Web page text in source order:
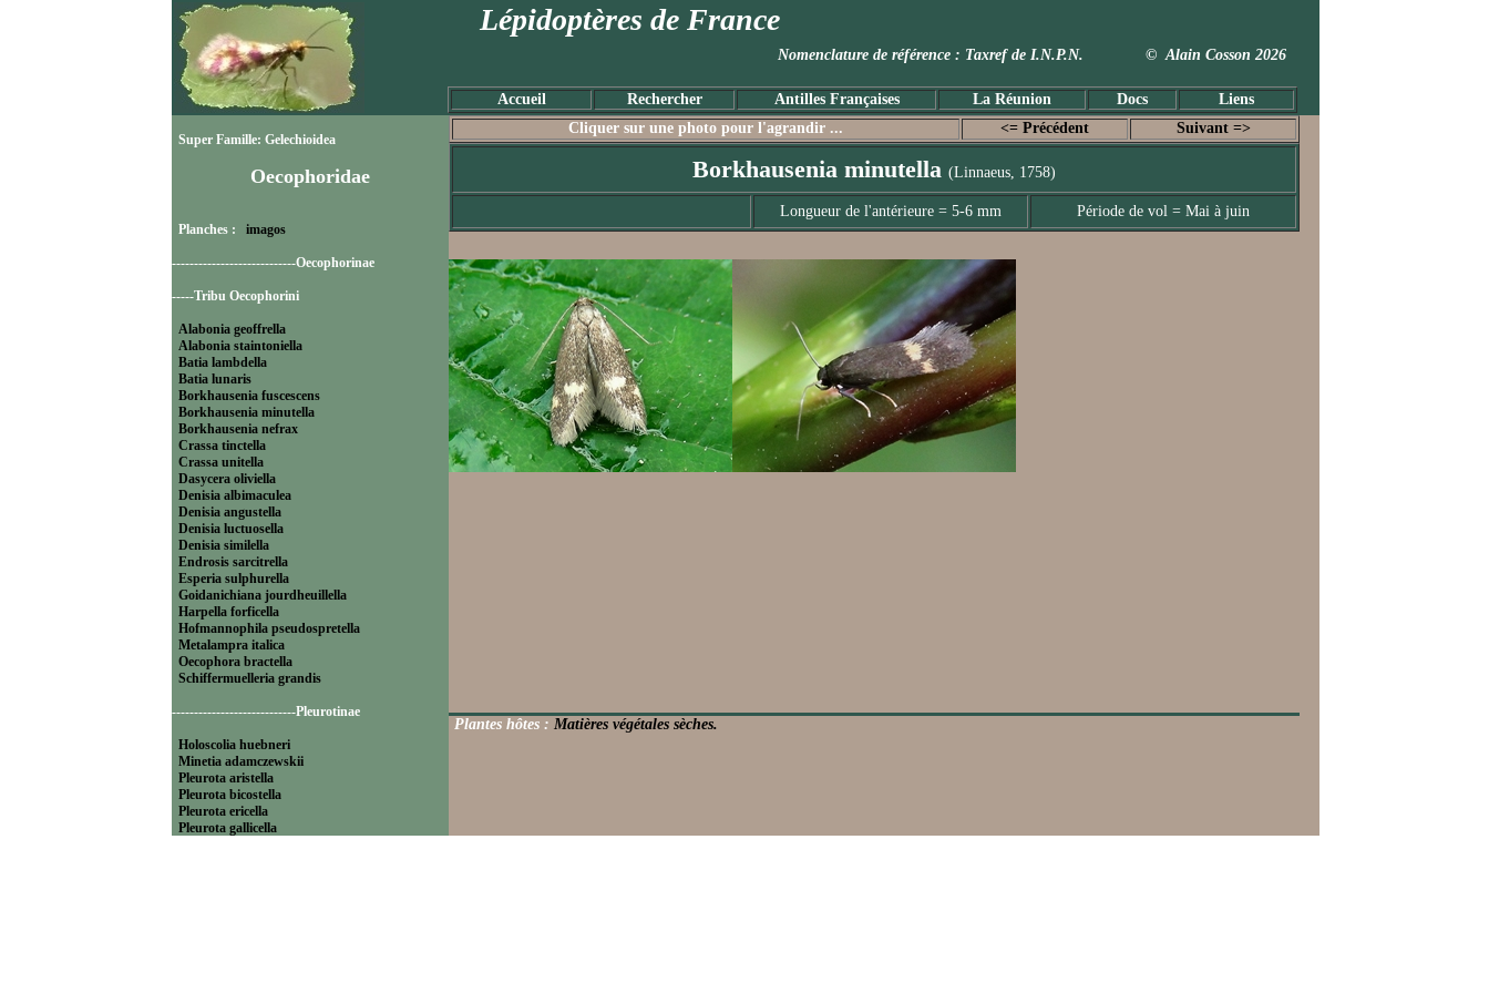
Lépidoptères de France
Nomenclature de référence : Taxref de I.N.P.N. © Alain Cosson 2026
Accueil Rechercher Antilles Françaises La Réunion Docs Liens
Super Famille: Gelechioidea
Oecophoridae
Planches : imagos
----------------------------Oecophorinae
-----Tribu Oecophorini
Alabonia geoffrella
Alabonia staintoniella
Batia lambdella
Batia lunaris
Borkhausenia fuscescens
Borkhausenia minutella
Borkhausenia nefrax
Crassa tinctella
Crassa unitella
Dasycera oliviella
Denisia albimaculea
Denisia angustella
Denisia luctuosella
Denisia similella
Endrosis sarcitrella
Esperia sulphurella
Goidanichiana jourdheuillella
Harpella forficella
Hofmannophila pseudospretella
Metalampra italica
Oecophora bractella
Schiffermuelleria grandis
----------------------------Pleurotinae
Holoscolia huebneri
Minetia adamczewskii
Pleurota aristella
Pleurota bicostella
Pleurota ericella
Pleurota gallicella
Cliquer sur une photo pour l'agrandir ... <= Précédent Suivant =>
Borkhausenia minutella (Linnaeus, 1758)
Longueur de l'antérieure = 5-6 mm Période de vol = Mai à juin
Plantes hôtes : Matières végétales sèches.